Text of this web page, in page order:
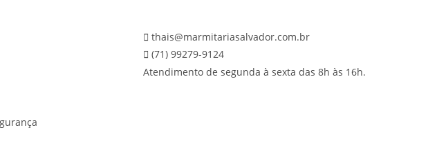
thais@marmitariasalvador.com.br
(71) 99279-9124
Atendimento de segunda à sexta das 8h às 16h.